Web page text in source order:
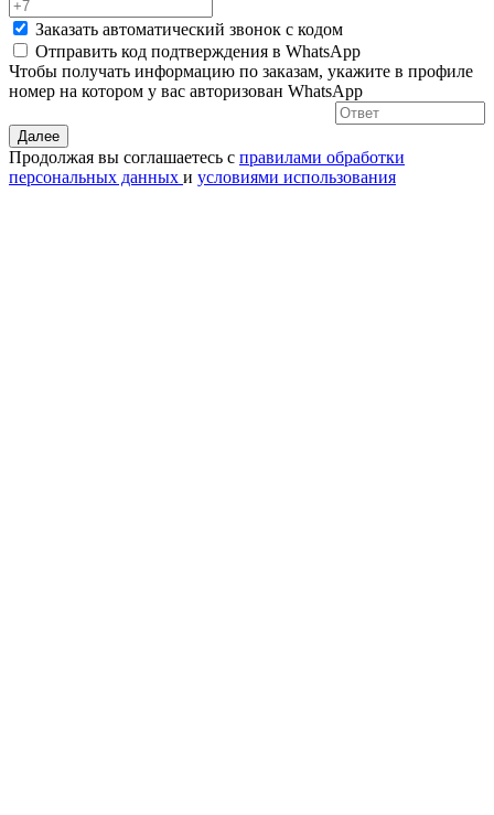
Заказать автоматический звонок с кодом
Отправить код подтверждения в WhatsApp
Чтобы получать информацию по заказам, укажите в профиле
номер на котором у вас авторизован WhatsApp
Далее
Продолжая вы соглашаетесь с правилами обработки
персональных данных и условиями использования